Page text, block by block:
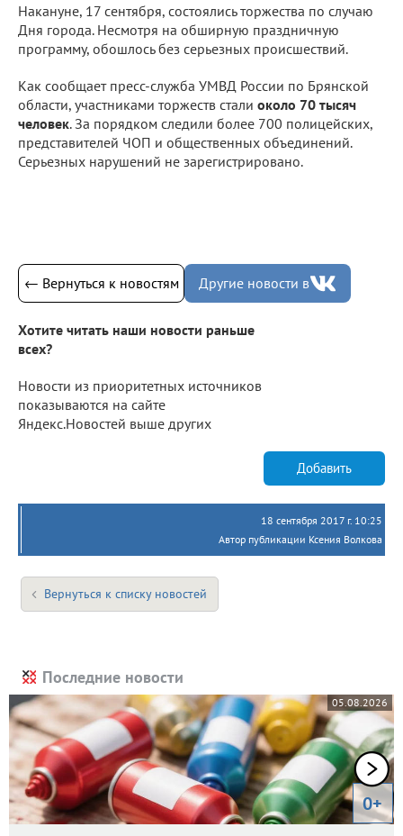
Накануне, 17 сентября, состоялись торжества по случаю
Дня города. Несмотря на обширную праздничную
программу, обошлось без серьезных происшествий.
Как сообщает пресс-служба УМВД России по Брянской
области, участниками торжеств стали около 70 тысяч
человек. За порядком следили более 700 полицейских,
представителей ЧОП и общественных объединений.
Серьезных нарушений не зарегистрировано.
← Вернуться к новостям Другие новости в
Хотите читать наши новости раньше
всех?
Новости из приоритетных источников
показываются на сайте
Яндекс.Новостей выше других
Добавить
18 сентября 2017 г. 10:25
Автор публикации Ксения Волкова
Вернуться к списку новостей
Последние новости
05.08.2026
0+